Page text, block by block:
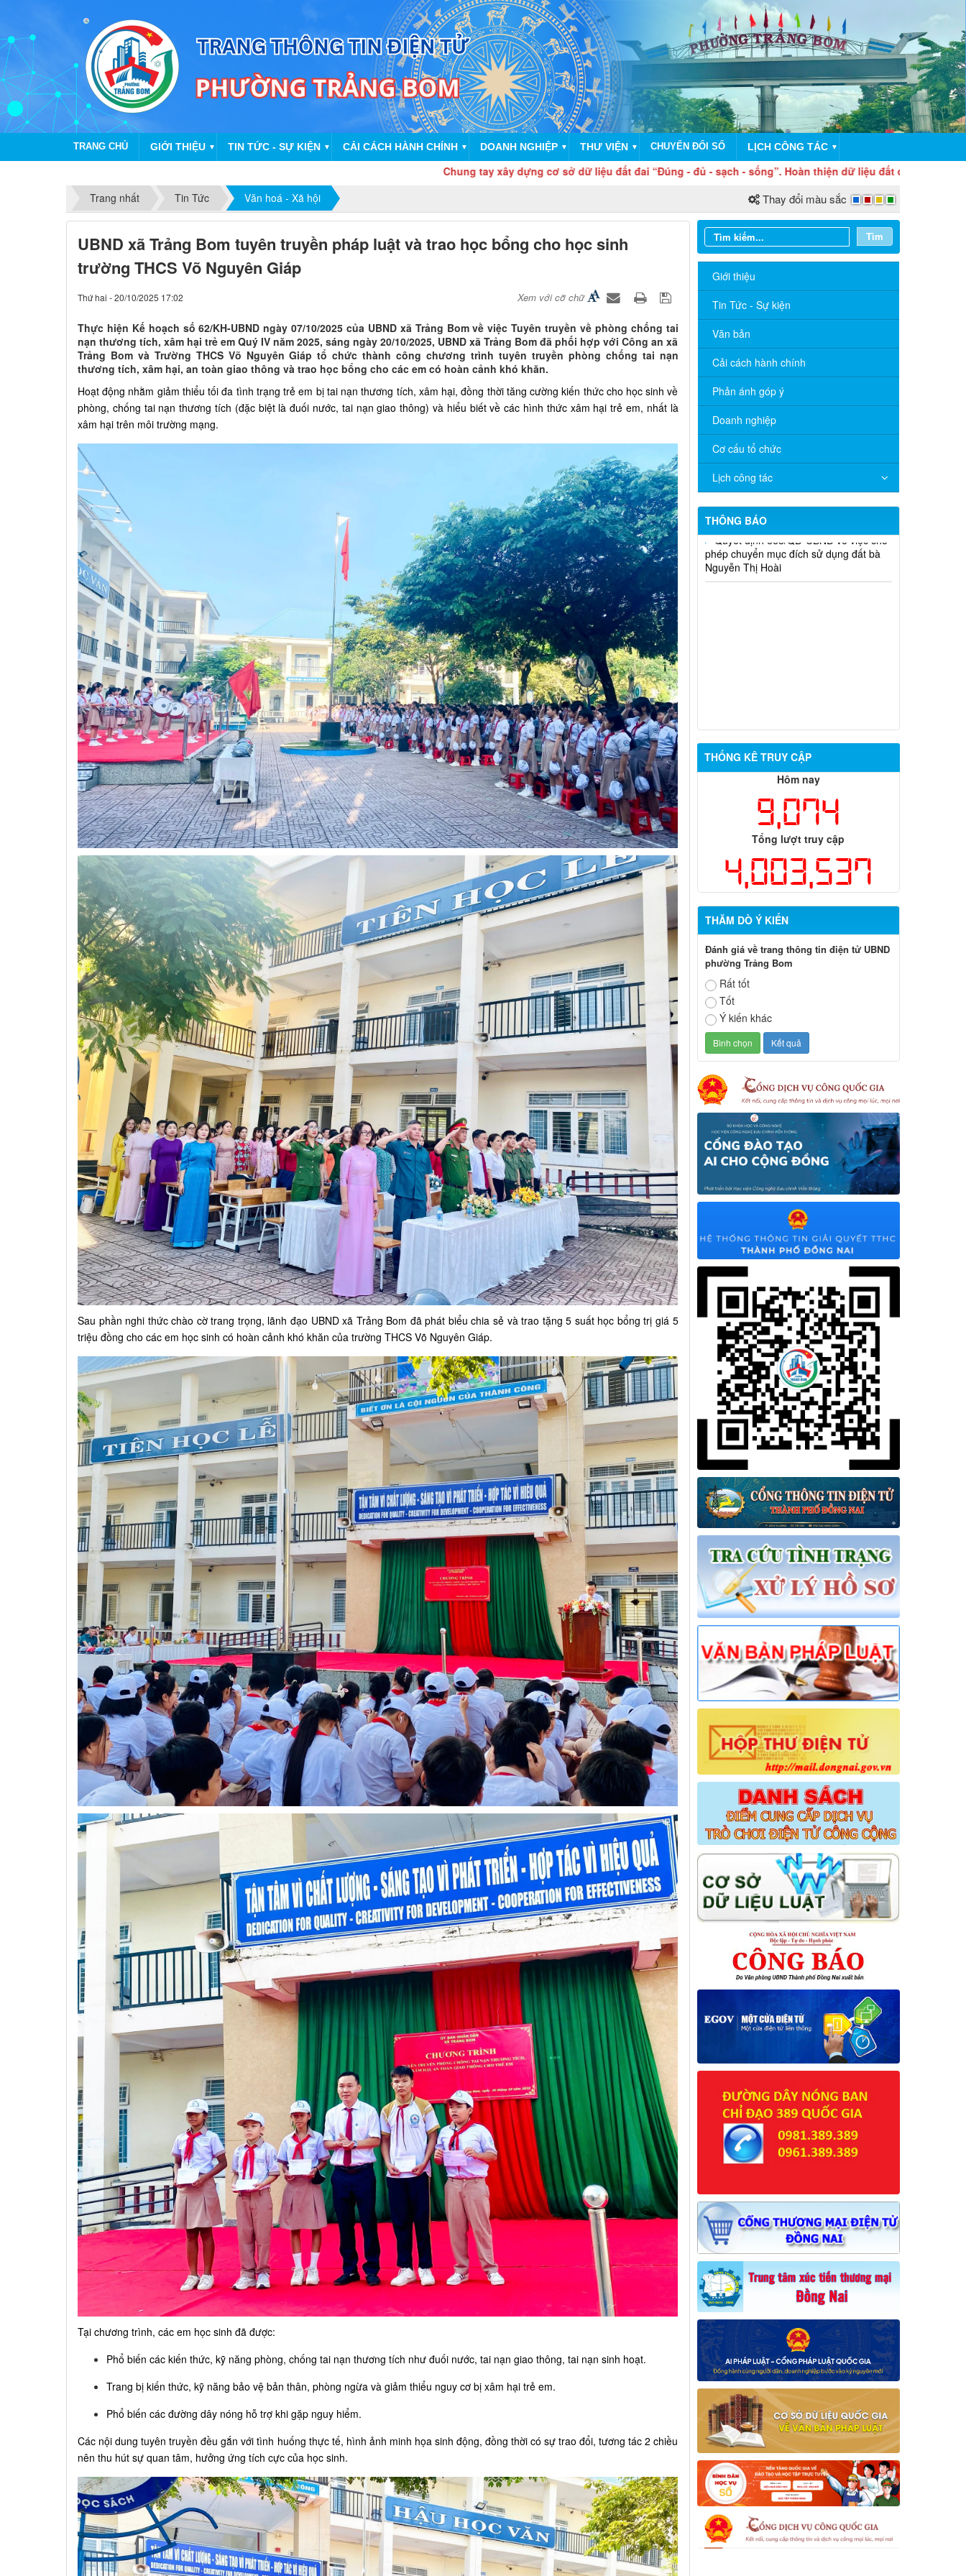
TRANG CHỦ GIỚI THIỆU ▼ TIN TỨC - SỰ KIỆN ▼ CẢI CÁCH HÀNH CHÍNH ▼ DOANH NGHIỆP ▼ THƯ VIỆN ▼ CHUYỂN ĐỔI SỐ LỊCH CÔNG TÁC ▼
Chung tay xây dựng cơ sở dữ liệu đất đai “Đúng - đủ - sạch - sống”. Hoàn thiện dữ liệu đất đai hôm nay – Vì nền hành
Trang nhất
Tin Tức Văn hoá - Xã hội Thay đổi màu sắc
UBND xã Trảng Bom tuyên truyền pháp luật và trao học bổng cho học sinh
trường THCS Võ Nguyên Giáp
Thứ hai - 20/10/2025 17:02 Xem với cỡ chữ
Thực hiện Kế hoạch số 62/KH-UBND ngày 07/10/2025 của UBND xã Trảng Bom về việc Tuyên truyền về phòng chống tai
nạn thương tích, xâm hại trẻ em Quý IV năm 2025, sáng ngày 20/10/2025, UBND xã Trảng Bom đã phối hợp với Công an xã
Trảng Bom và Trường THCS Võ Nguyên Giáp tổ chức thành công chương trình tuyên truyền phòng chống tai nạn
thương tích, xâm hại, an toàn giao thông và trao học bổng cho các em có hoàn cảnh khó khăn.
Hoạt động nhằm giảm thiểu tối đa tình trạng trẻ em bị tai nạn thương tích, xâm hại, đồng thời tăng cường kiến thức cho học sinh về
phòng, chống tai nạn thương tích (đặc biệt là đuối nước, tai nạn giao thông) và hiểu biết về các hình thức xâm hại trẻ em, nhất là
xâm hại trên môi trường mạng.
Sau phần nghi thức chào cờ trang trọng, lãnh đạo UBND xã Trảng Bom đã phát biểu chia sẻ vàtrao tặng 5 suất học bổng trị giá 5
triệu đồng cho các em học sinh có hoàn cảnh khó khăn của trường THCS Võ Nguyên Giáp.
Tại chương trình, các em học sinh đã được:
Phổ biến các kiến thức, kỹ năng phòng, chống tai nạn thương tích như đuối nước, tai nạn giao thông, tai nạn sinh hoạt.
Trang bị kiến thức, kỹ năng bảo vệ bản thân, phòng ngừa và giảm thiểu nguy cơ bị xâm hại trẻ em.
Phổ biến các đường dây nóng hỗ trợ khi gặp nguy hiểm.
Các nội dung tuyên truyền đều gắn với tình huống thực tế, hình ảnh minh họa sinh động, đồng thời có sự trao đổi, tương tác 2 chiều
nên thu hút sự quan tâm, hưởng ứng tích cực của học sinh.
Tìm
Giới thiệu
Tin Tức - Sự kiện
Văn bản
Cải cách hành chính
Phản ánh góp ý
Doanh nghiệp
Cơ cấu tổ chức
Lịch công tác
THÔNG BÁO
Quyết định 672/QĐ-UBND về việc cho
phép chuyển mục đích sử dụng đất ông
Nguyễn Hữu Minh và bà Hồ Thị Xô
phép chuyển mục đích sử dụng đất bà
Nguyễn Thị Hoài
THỐNG KÊ TRUY CẬP
Hôm nay
9,074
Tổng lượt truy cập
4,003,537
THĂM DÒ Ý KIẾN
Đánh giá về trang thông tin điện tử UBND
phường Trảng Bom
Rất tốt
Tốt
Ý kiến khác